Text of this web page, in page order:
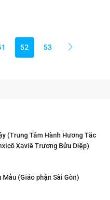
52 53
(Trung Tâm Hành Hương Tắc
Xaviê Trương Bửu Diệp)
Mẫu (Giáo phận Sài Gòn)